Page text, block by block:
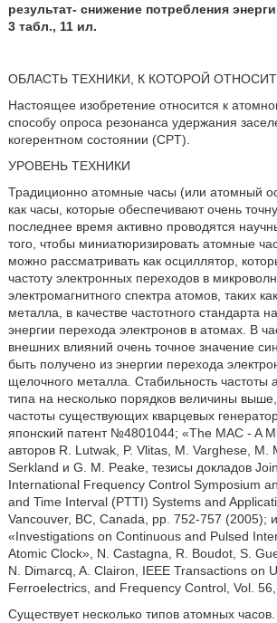
результат- снижение потребления
3 табл., 11 ил.
ОБЛАСТЬ ТЕХНИКИ, К КОТОРОЙ
Настоящее изобретение относится к
способу опроса резонанса удержания
когерентном состоянии (CPT).
УРОВЕНЬ ТЕХНИКИ
Традиционно атомные часы (или атомный
как часы, которые обеспечивают очень
последнее время активно проводятся
того, чтобы миниатюризировать атомные
можно рассматривать как осциллятор,
частоту электронных переходов в
электромагнитного спектра атомов, таких
металла, в качестве частотного стандарта
энергии перехода электронов в атомах. В
внешних влияний очень точное значение
быть получено из энергии перехода
щелочного металла. Стабильность частоты
типа на несколько порядков величины
частоты существующих кварцевых
японский патент №4801044; «The MAC - A
авторов R. Lutwak, P. Vlitas, M. Varghese, M.
Serkland и G. M. Peake, тезисы докладов
International Frequency Control Symposium
and Time Interval (PTTI) Systems and
Vancouver, BC, Canada, pp. 752-757 (2005);
«Investigations on Continuous and Pulsed
Atomic Clock», N. Castagna, R. Boudot, S.
N. Dimarcq, A. Clairon, IEEE Transactions on
Ferroelectrics, and Frequency Control, Vol.
Существует несколько типов атомных